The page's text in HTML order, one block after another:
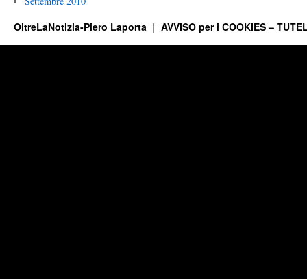
OltreLaNotizia-Piero Laporta AVVISO per i COOKIES –